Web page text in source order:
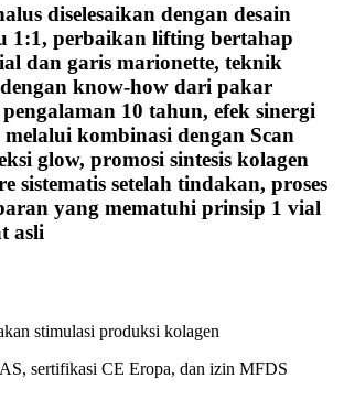
diselesaikan dengan desain
1:1, perbaikan lifting bertahap
dan garis marionette, teknik
know-how dari pakar
10 tahun, efek sinergi
kombinasi dengan Scan
glow, promosi sintesis kolagen
sistematis setelah tindakan, proses
yang mematuhi prinsip 1 vial
asli
stimulasi produksi kolagen
sertifikasi CE Eropa, dan izin MFDS